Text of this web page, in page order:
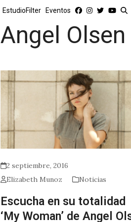
EstudioFilter Eventos
Angel
2 septiembre, 2016
Elizabeth Munoz
Noticias
Escucha en su totalidad
‘My Woman’ de Angel